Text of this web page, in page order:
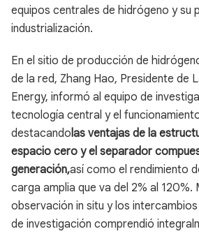
equipos centrales de hidrógeno y su
industrialización.
En el sitio de producción de
de la red, Zhang Hao, Presidente de
Energy, informó al equipo de
tecnología central y el
destacandolas ventajas de la
espacio cero y el separador
generación,así como el rendimiento
carga amplia que va del 2% al 120%.
observación in situ y los
de investigación comprendió